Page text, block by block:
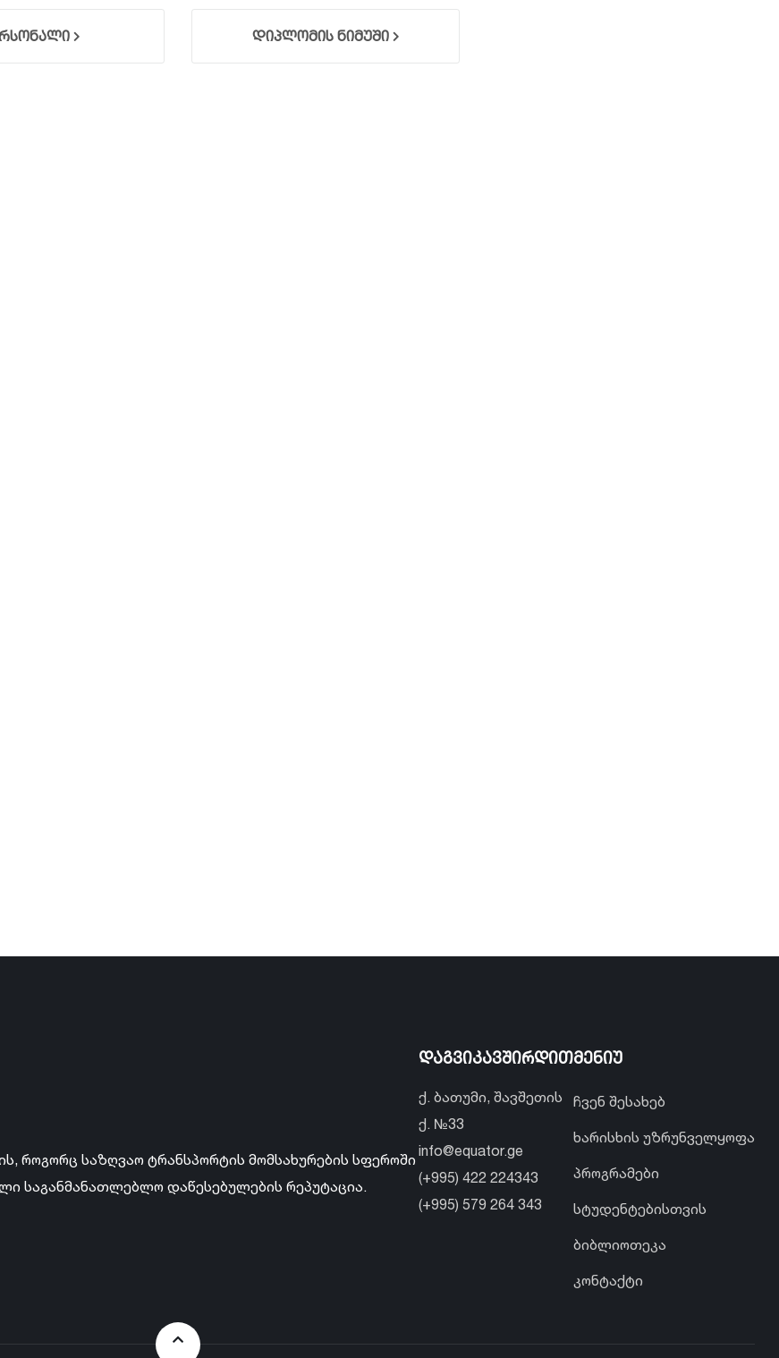
დიპლომის ნიმუში
როგორც საზღვაო ტრანსპორტის მომსახურების სფეროში
საგანმანათლებლო დაწესებულების რეპუტაცია.
დაგვიკავშირდით
ქ. ბათუმი, შავშეთის
ქ. №33
info@equator.ge
(+995) 422 224343
(+995) 579 264 343
მენიუ
ჩვენ შესახებ
ხარისხის უზრუნველყოფა
პროგრამები
სტუდენტებისთვის
ბიბლიოთეკა
კონტაქტი